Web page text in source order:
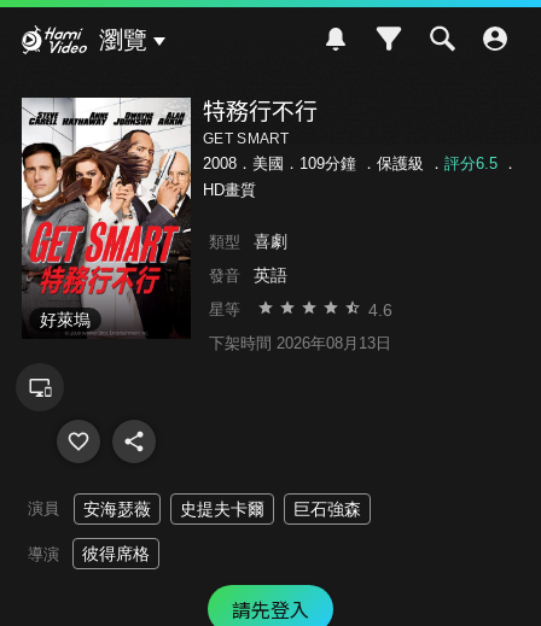
瀏覽
好萊塢
特務行不行
GET SMART
2008．美國．109分鐘 ． 保護級 ． 評分6.5．
HD畫質
類型 喜劇
發音 英語
星等 4.6
下架時間 2026年08月13日
演員 安海瑟薇 史提夫卡爾 巨石強森
導演 彼得席格
請先登入